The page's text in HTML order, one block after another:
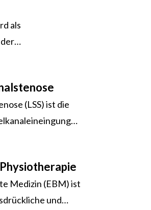
als
der
Schmerzen an der
ist eine Platte
von der Ferse bis
des
diese die
(LSS) ist die
in
Medizin (EBM) ist
und